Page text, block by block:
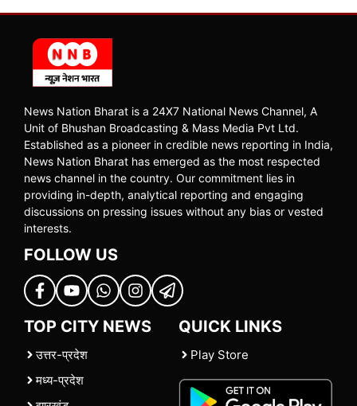
News Nation Bharat is a 24X7 National News Channel, A
Unit of Bhushan Broadcasting & Mass Media Pvt Ltd.
Established as a pioneer in credible news reporting in India,
News Nation Bharat has emerged as the most respected
news channel in the country. Our commitment lies in
providing in-depth, analytical reporting and engaging
discussions on pressing issues without any bias or vested
interests.
FOLLOW US
TOP CITY NEWS
उत्तर-प्रदेश
मध्य-प्रदेश
QUICK LINKS
Play Store